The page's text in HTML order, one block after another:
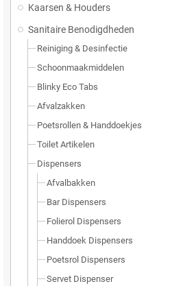
Kaarsen & Houders
Sanitaire Benodigdheden
Reiniging & Desinfectie
Schoonmaakmiddelen
Blinky Eco Tabs
Afvalzakken
Poetsrollen & Handdoekjes
Toilet Artikelen
Dispensers
Afvalbakken
Bar Dispensers
Folierol Dispensers
Handdoek Dispensers
Poetsrol Dispensers
Servet Dispenser